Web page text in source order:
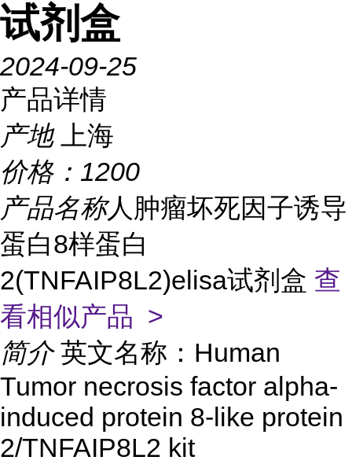
试剂盒
2024-09-25
产品详情
产地
上海
价格： 1200
产品名称人肿瘤坏死因子诱导
蛋白8样蛋白
2(TNFAIP8L2)elisa试剂盒 查
看相似产品 >
简介 英文名称：Human
Tumor necrosis factor alpha-
induced protein 8-like protein
2/TNFAIP8L2 kit